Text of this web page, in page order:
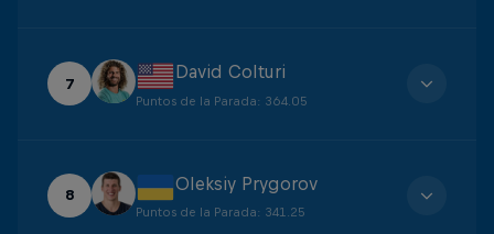
7
David Colturi
Puntos de la Parada: 364.05
8
Oleksiy Prygorov
Puntos de la Parada: 341.25